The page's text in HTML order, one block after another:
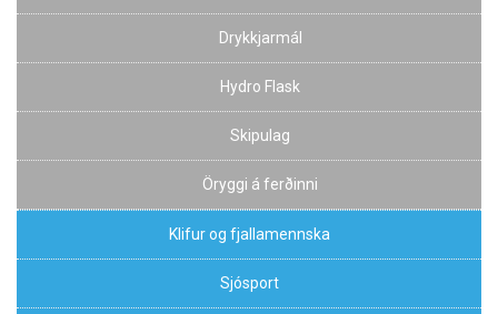
Drykkjarmál
Hydro Flask
Skipulag
Öryggi á ferðinni
Klifur og fjallamennska
Sjósport